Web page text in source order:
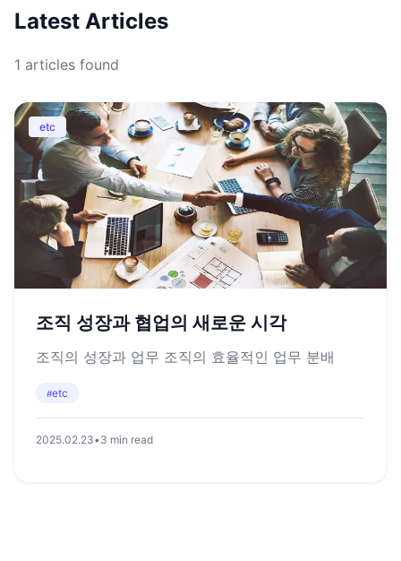
Latest Articles
1 articles found
etc
조직 성장과 협업의 새로운 시각
조직의 성장과 업무 조직의 효율적인 업무 분배
#etc
2025.02.23•3 min read